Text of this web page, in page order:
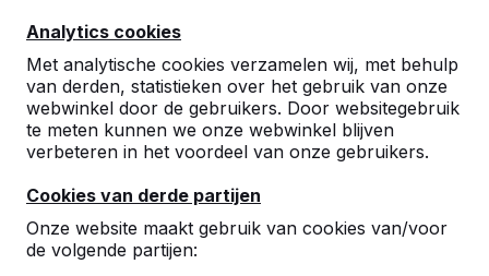
Analytics cookies
Met analytische cookies verzamelen wij, met behulp
van derden, statistieken over het gebruik van onze
webwinkel door de gebruikers. Door websitegebruik
te meten kunnen we onze webwinkel blijven
verbeteren in het voordeel van onze gebruikers.
Cookies van derde partijen
Onze website maakt gebruik van cookies van/voor
de volgende partijen:
Betonnen tafeltennistafels,
bankjes en speltafels.
robuuste spel- en speeltafels.
Bekijk onze tafels -->